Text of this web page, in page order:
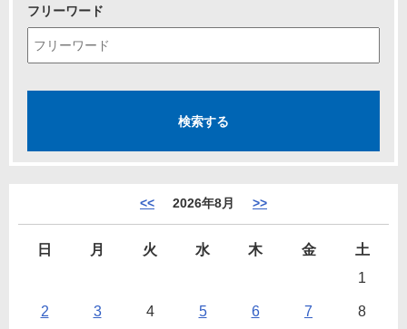
フリーワード
<< 2026年8月 >>
日 月 火 水 木 金
土
1
2 3 4 5 6 7 8